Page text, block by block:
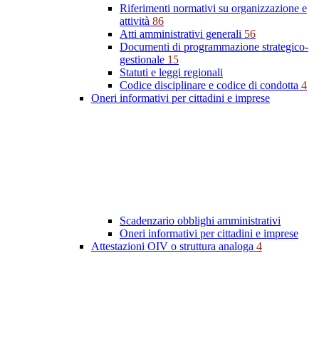
Riferimenti normativi su organizzazione e
attività 86
Atti amministrativi generali 56
Documenti di programmazione strategico-
gestionale 15
Statuti e leggi regionali
Codice disciplinare e codice di condotta 4
Oneri informativi per cittadini e imprese
Scadenzario obblighi amministrativi
Oneri informativi per cittadini e imprese
Attestazioni OIV o struttura analoga 4